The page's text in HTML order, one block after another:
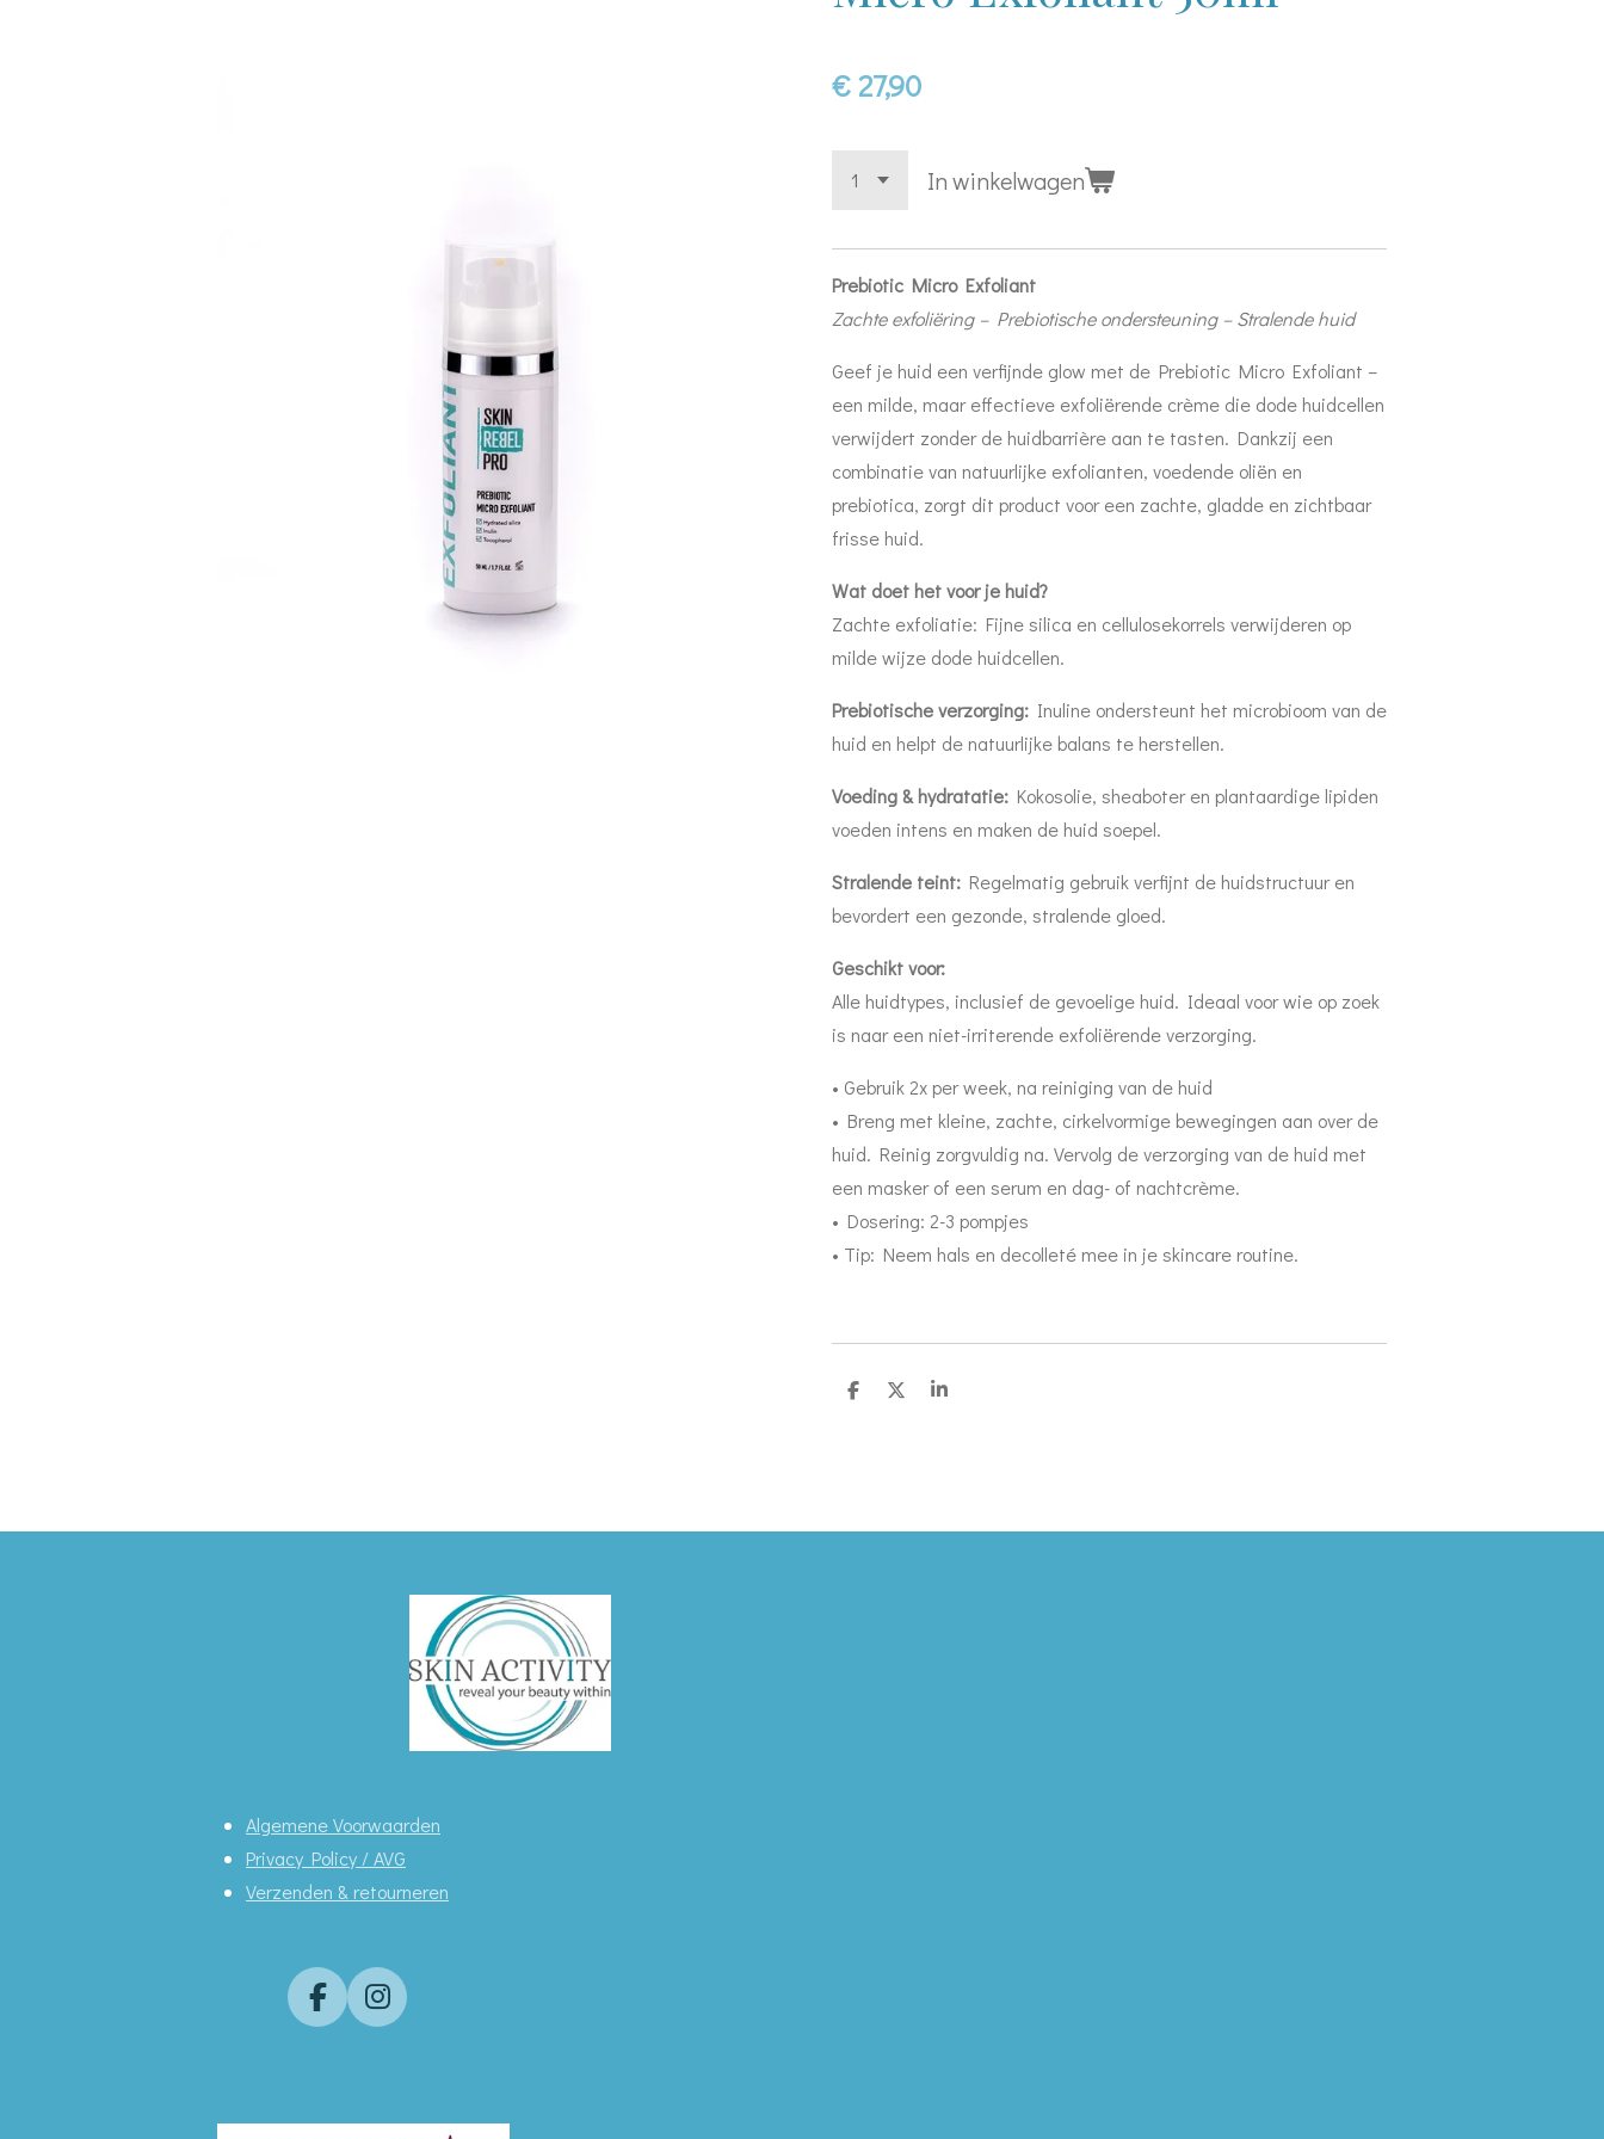
€ 27,90
In winkelwagen
Prebiotic Micro Exfoliant
Zachte exfoliëring – Prebiotische ondersteuning – Stralende huid
Geef je huid een verfijnde glow met de Prebiotic Micro Exfoliant –
een milde, maar effectieve exfoliërende crème die dode huidcellen
verwijdert zonder de huidbarrière aan te tasten. Dankzij een
combinatie van natuurlijke exfolianten, voedende oliën en
prebiotica, zorgt dit product voor een zachte, gladde en zichtbaar
frisse huid.
Wat doet het voor je huid?
Zachte exfoliatie: Fijne silica en cellulosekorrels verwijderen op
milde wijze dode huidcellen.
Prebiotische verzorging: Inuline ondersteunt het microbioom van de
huid en helpt de natuurlijke balans te herstellen.
Voeding & hydratatie: Kokosolie, sheaboter en plantaardige lipiden
voeden intens en maken de huid soepel.
Stralende teint: Regelmatig gebruik verfijnt de huidstructuur en
bevordert een gezonde, stralende gloed.
Geschikt voor:
Alle huidtypes, inclusief de gevoelige huid. Ideaal voor wie op zoek
is naar een niet-irriterende exfoliërende verzorging.
• Gebruik 2x per week, na reiniging van de huid
• Breng met kleine, zachte, cirkelvormige bewegingen aan over de
huid. Reinig zorgvuldig na. Vervolg de verzorging van de huid met
een masker of een serum en dag- of nachtcrème.
• Dosering: 2-3 pompjes
• Tip: Neem hals en decolleté mee in je skincare routine.
D
D
S
Algemene Voorwaarden
Privacy Policy / AVG
Verzenden & retourneren
F
b
I
a